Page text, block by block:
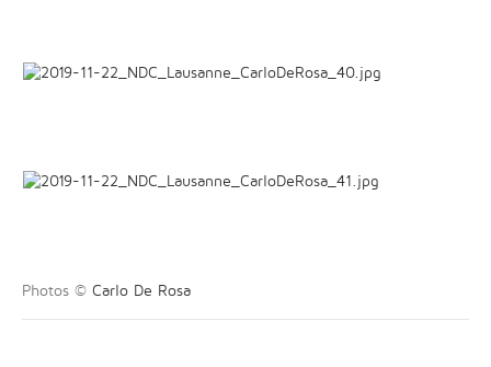
Photos © Carlo De Rosa